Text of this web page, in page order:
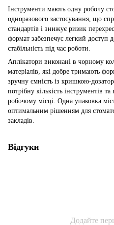
Інструменти мають одну робочу
одноразового застосування, що
стандартів і знижує ризик
формат забезпечує легкий доступ
стабільність під час роботи.
Аплікатори виконані в чорному
матеріалів, які добре тримають
зручну ємність із кришкою-
потрібну кількість інструментів
робочому місці. Одна упаковка
оптимальним рішенням для
закладів.
Відгуки
Додайте